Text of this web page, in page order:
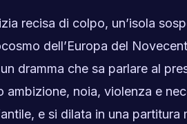
recisa di colpo, un’isola
dell’Europa del
dramma che sa parlare al
ambizione, noia, violenza e
e si dilata in una